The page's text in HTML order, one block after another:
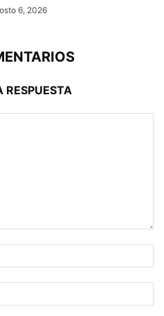
6, 2026
RESPUESTA